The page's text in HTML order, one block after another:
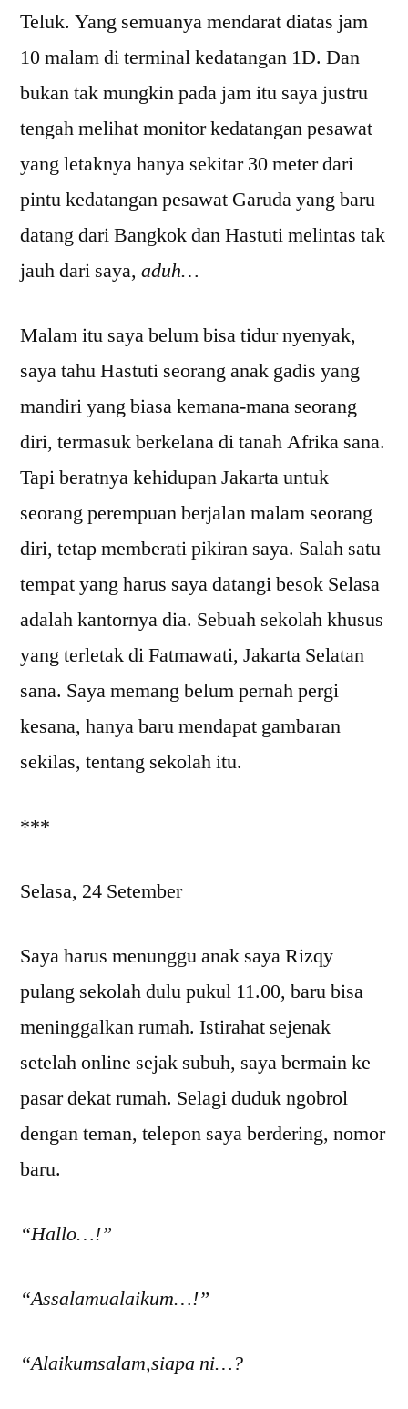
Teluk. Yang semuanya mendarat diatas jam
10 malam di terminal kedatangan 1D. Dan
bukan tak mungkin pada jam itu saya justru
tengah melihat monitor kedatangan pesawat
yang letaknya hanya sekitar 30 meter dari
pintu kedatangan pesawat Garuda yang baru
datang dari Bangkok dan Hastuti melintas tak
jauh dari saya, aduh…
Malam itu saya belum bisa tidur nyenyak,
saya tahu Hastuti seorang anak gadis yang
mandiri yang biasa kemana-mana seorang
diri, termasuk berkelana di tanah Afrika sana.
Tapi beratnya kehidupan Jakarta untuk
seorang perempuan berjalan malam seorang
diri, tetap memberati pikiran saya. Salah satu
tempat yang harus saya datangi besok Selasa
adalah kantornya dia. Sebuah sekolah khusus
yang terletak di Fatmawati, Jakarta Selatan
sana. Saya memang belum pernah pergi
kesana, hanya baru mendapat gambaran
sekilas, tentang sekolah itu.
***
Selasa, 24 Setember
Saya harus menunggu anak saya Rizqy
pulang sekolah dulu pukul 11.00, baru bisa
meninggalkan rumah. Istirahat sejenak
setelah online sejak subuh, saya bermain ke
pasar dekat rumah. Selagi duduk ngobrol
dengan teman, telepon saya berdering, nomor
baru.
“Hallo…!”
“Assalamualaikum…!”
“Alaikumsalam,siapa ni…?